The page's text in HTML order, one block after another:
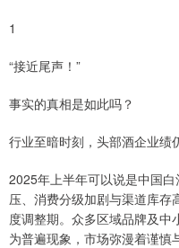
1
“接近尾声！”
事实的真相是如此吗？
行业至暗时刻，头部酒企业绩
2025年上半年可以说是中国
压、消费分级加剧与渠道库存
度调整期。众多区域品牌及
为普遍现象，市场弥漫着谨慎